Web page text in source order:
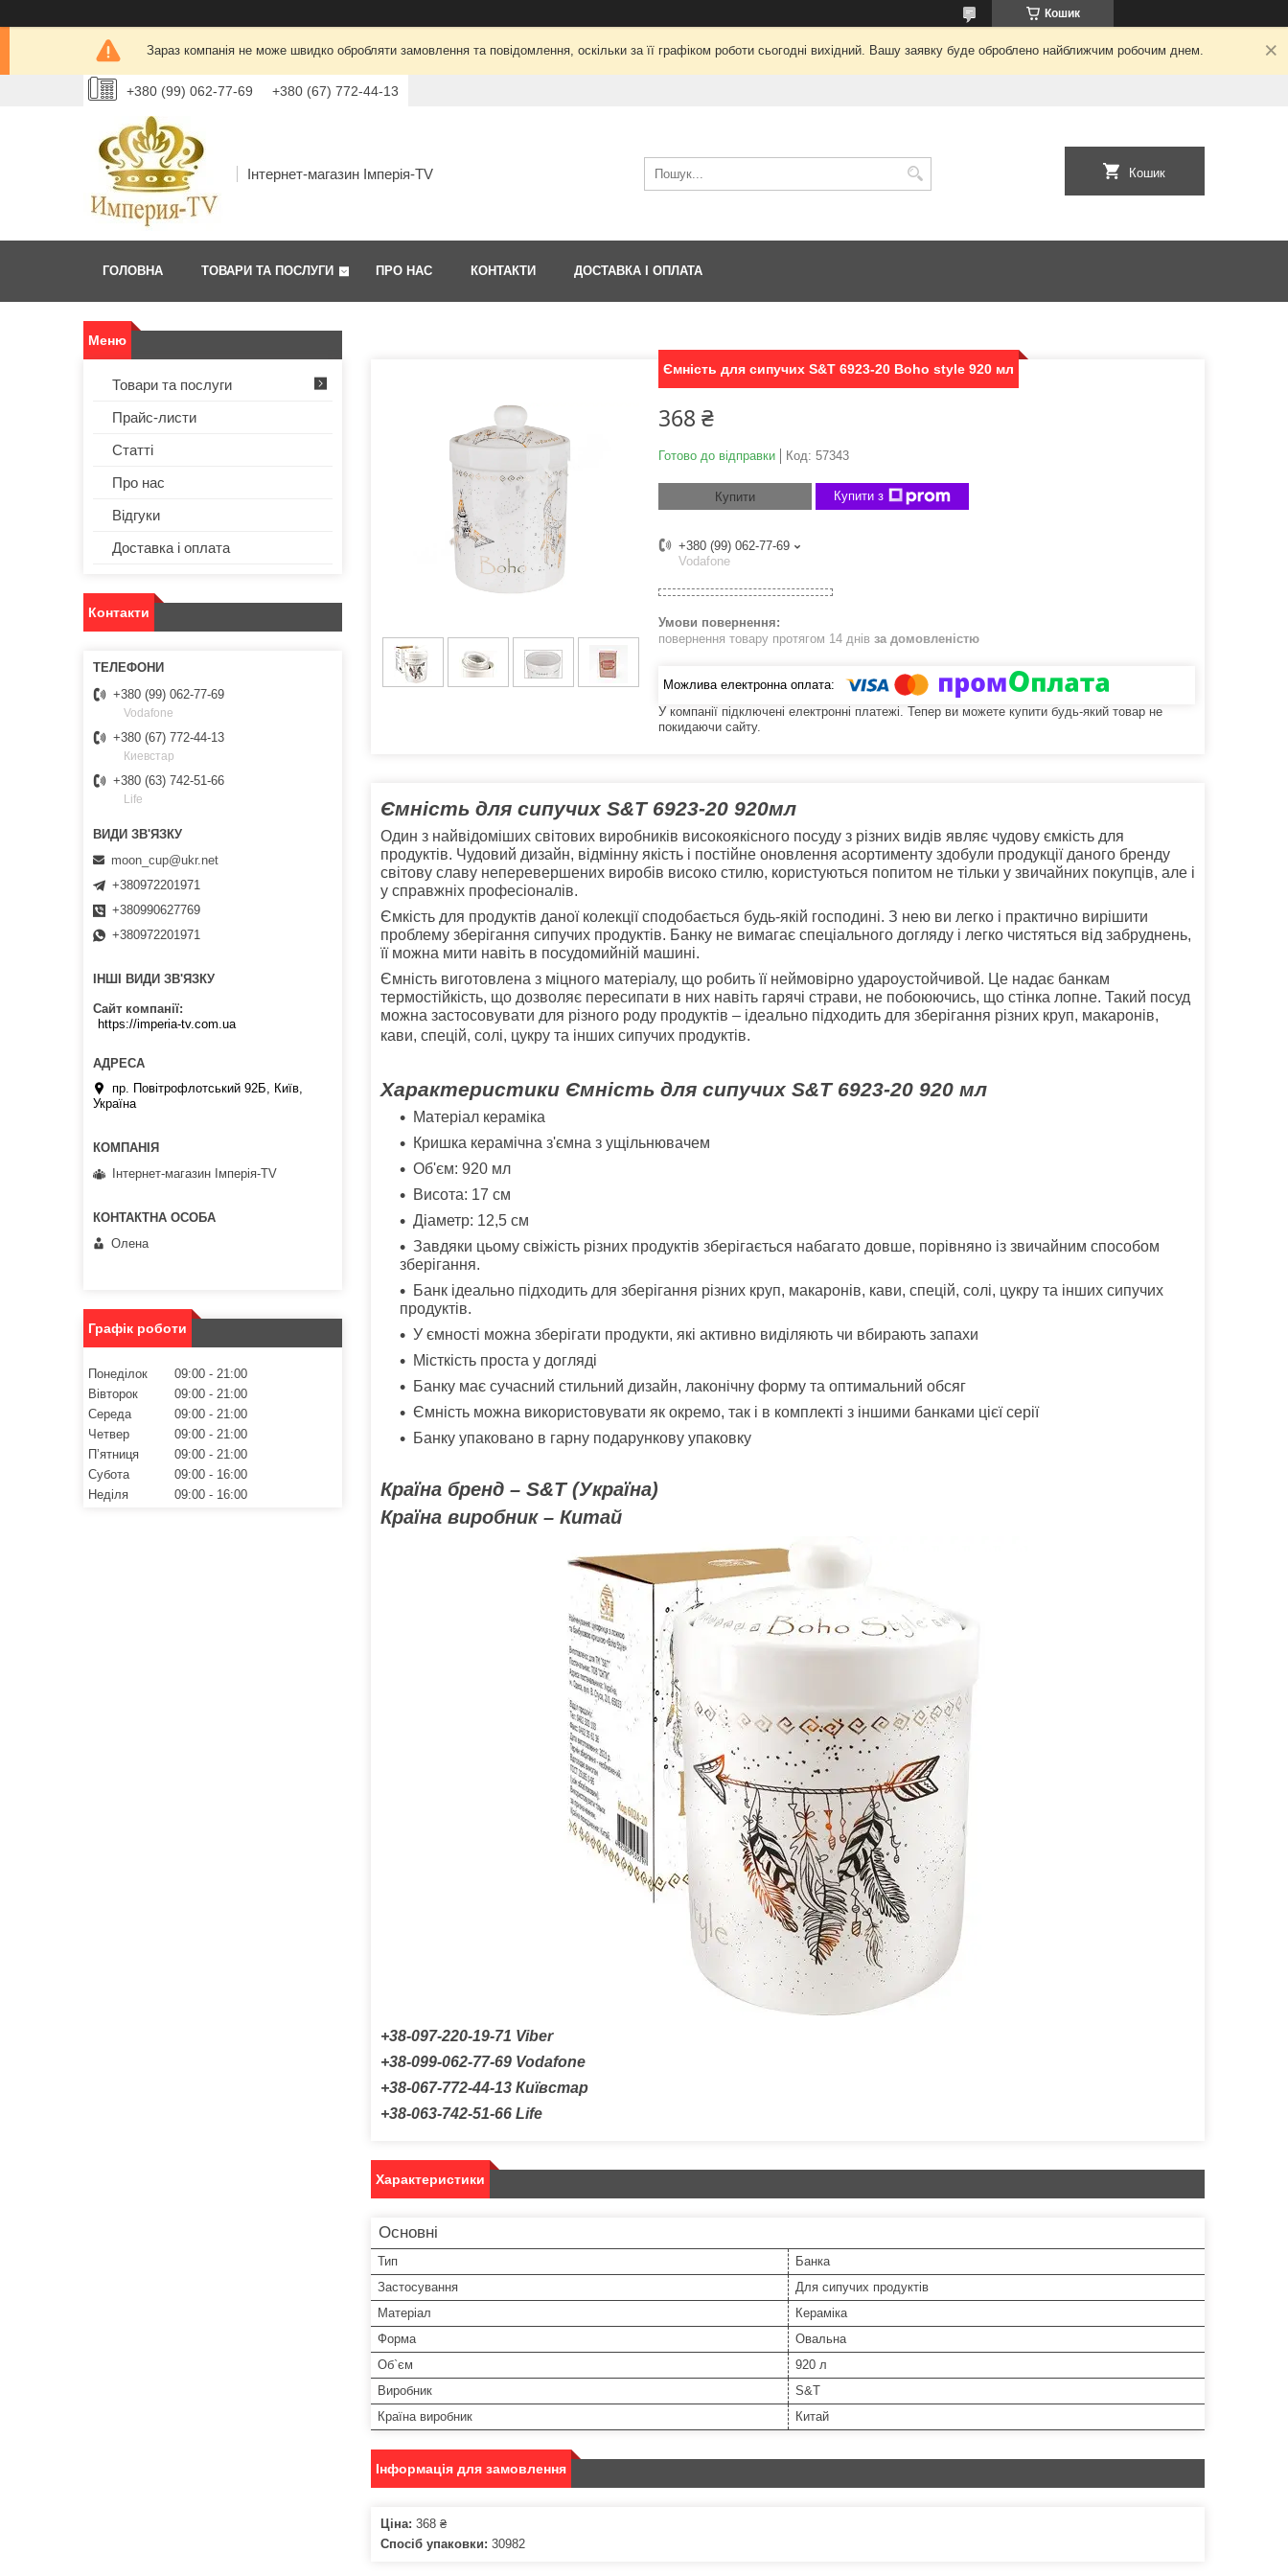
Кошик
Зараз компанія не може швидко обробляти замовлення та повідомлення, оскільки за її графіком роботи сьогодні вихідний. Вашу заявку буде оброблено найближчим робочим днем.
+380 (99) 062-77-69 +380 (67) 772-44-13
Інтернет-магазин Імперія-TV Кошик
ГОЛОВНА ТОВАРИ ТА ПОСЛУГИ ПРО НАС КОНТАКТИ ДОСТАВКА І ОПЛАТА
Ємність для сипучих S&T 6923-20 Boho style 920 мл
368 ₴
Готово до відправки Код: 57343
Купити Купити з
+380 (99) 062-77-69
Vodafone
повернення товару протягом 14 днів за домовленістю
У компанії підключені електронні платежі. Тепер ви можете купити будь-який товар не
покидаючи сайту.
Ємність для сипучих S&T 6923-20 920мл
Один з найвідоміших світових виробників високоякісного посуду з різних видів являє чудову ємкість для
продуктів. Чудовий дизайн, відмінну якість і постійне оновлення асортименту здобули продукції даного бренду
світову славу неперевершених виробів високо стилю, користуються попитом не тільки у звичайних покупців, але і
у справжніх професіоналів.
Ємкість для продуктів даної колекції сподобається будь-якій господині. З нею ви легко і практично вирішити
проблему зберігання сипучих продуктів. Банку не вимагає спеціального догляду і легко чистяться від забруднень,
її можна мити навіть в посудомийній машині.
Ємність виготовлена з міцного матеріалу, що робить її неймовірно удароустойчивой. Це надає банкам
термостійкість, що дозволяє пересипати в них навіть гарячі страви, не побоюючись, що стінка лопне. Такий посуд
можна застосовувати для різного роду продуктів – ідеально підходить для зберігання різних круп, макаронів,
кави, спецій, солі, цукру та інших сипучих продуктів.
Характеристики Ємність для сипучих S&T 6923-20 920 мл
Матеріал кераміка
Кришка керамічна з'ємна з ущільнювачем
Об'єм: 920 мл
Висота: 17 см
Діаметр: 12,5 см
Завдяки цьому свіжість різних продуктів зберігається набагато довше, порівняно із звичайним способом
зберігання.
Банк ідеально підходить для зберігання різних круп, макаронів, кави, спецій, солі, цукру та інших сипучих
продуктів.
У ємності можна зберігати продукти, які активно виділяють чи вбирають запахи
Місткість проста у догляді
Банку має сучасний стильний дизайн, лаконічну форму та оптимальний обсяг
Ємність можна використовувати як окремо, так і в комплекті з іншими банками цієї серії
Банку упаковано в гарну подарункову упаковку
Країна бренд – S&T (Україна)
Країна виробник – Китай
+38-097-220-19-71 Viber
+38-099-062-77-69 Vodafone
+38-067-772-44-13 Київстар
+38-063-742-51-66 Life
Характеристики
Основні
Тип
Банка
Застосування
Для сипучих продуктів
Матеріал
Кераміка
Форма
Овальна
Об`єм
920 л
Виробник
S&T
Країна виробник
Китай
Інформація для замовлення
Ціна: 368 ₴
Спосіб упаковки: 30982
Товари та послуги
Прайс-листи
Статті
Про нас
Відгуки
Доставка і оплата
Контакти
+380 (99) 062-77-69
Vodafone
+380 (67) 772-44-13
Киевстар
+380 (63) 742-51-66
Life
moon_cup@ukr.net
+380972201971
+380990627769
+380972201971
ІНШІ ВИДИ ЗВ'ЯЗКУ
Сайт компанії
https://imperia-tv.com.ua
пр. Повітрофлотський 92Б, Київ,
Україна
Інтернет-магазин Імперія-TV
Олена
Графік роботи
Понеділок 09:00
21:00
Вівторок
09:00
21:00
Середа
09:00
21:00
Четвер
09:00
21:00
Пʼятниця
09:00
21:00
Субота
09:00
16:00
Неділя
09:00 16:00